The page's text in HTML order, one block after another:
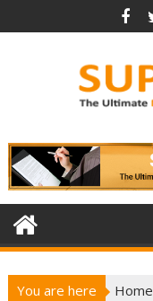
to
You are here Home